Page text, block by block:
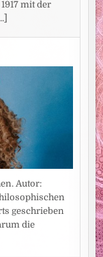
mit der
Autor:
geschrieben
die